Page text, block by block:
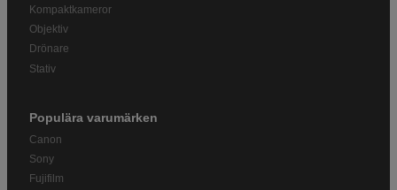
Kompaktkameror
Objektiv
Drönare
Stativ
Populära varumärken
Canon
Sony
Fujifilm